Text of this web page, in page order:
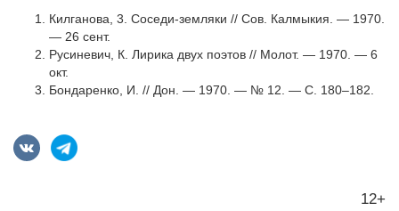
Килганова, 3. Соседи-земляки // Сов. Калмыкия. — 1970.
— 26 сент.
Русиневич, К. Лирика двух поэтов // Молот. — 1970. — 6
окт.
Бондаренко, И. // Дон. — 1970. — № 12. — С. 180–182.
12+